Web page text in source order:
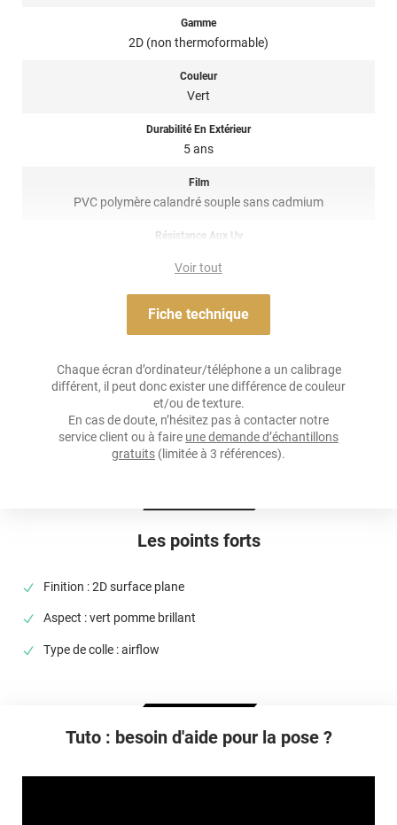
Les points forts
Finition : 2D surface plane
Aspect : vert pomme brillant
Type de colle : airflow
plutôt utilisé en partiel covering. Un doute ? N’hésitez pas à
contacter notre équipe pour plus d’information !
Ce covering auto vert pomme brillant 2D de la marque Variance
a9008a.
Gamme
2D (non thermoformable)
Couleur
Vert
Durabilité En Extérieur
5 ans
Film
PVC polymère calandré souple sans cadmium
Résistance Aux Uv
Acrylique permanent transparent ou gris
Épaisseur
75 µ
Température D'application
Type De Pose
Voir tout
Fiche technique
Chaque écran d’ordinateur/téléphone a un calibrage
différent, il peut donc exister une différence de couleur
et/ou de texture.
En cas de doute, n’hésitez pas à contacter notre
service client ou à faire une demande d’échantillons
gratuits (limitée à 3 références).
Tuto : besoin d'aide pour la pose ?